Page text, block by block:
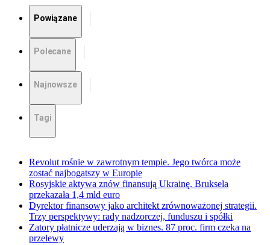
Powiązane
Polecane
Najnowsze
Tagi
Revolut rośnie w zawrotnym tempie. Jego twórca może
zostać najbogatszy w Europie
Rosyjskie aktywa znów finansują Ukrainę. Bruksela
przekazała 1,4 mld euro
Dyrektor finansowy jako architekt zrównoważonej strategii.
Trzy perspektywy: rady nadzorczej, funduszu i spółki
Zatory płatnicze uderzają w biznes. 87 proc. firm czeka na
przelewy